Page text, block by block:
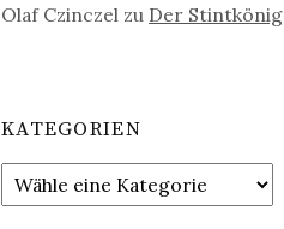
Olaf Czinczel zu Der Stintkönig
KATEGORIEN